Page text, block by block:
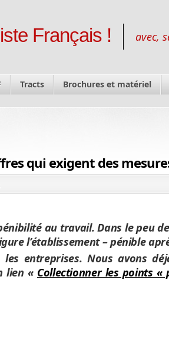
Français ! avec,
Tracts Brochures et matériel
qui exigent des
au travail. Dans le peu
l’établissement – pénible
entreprises. Nous avons
lien « Collectionner les points